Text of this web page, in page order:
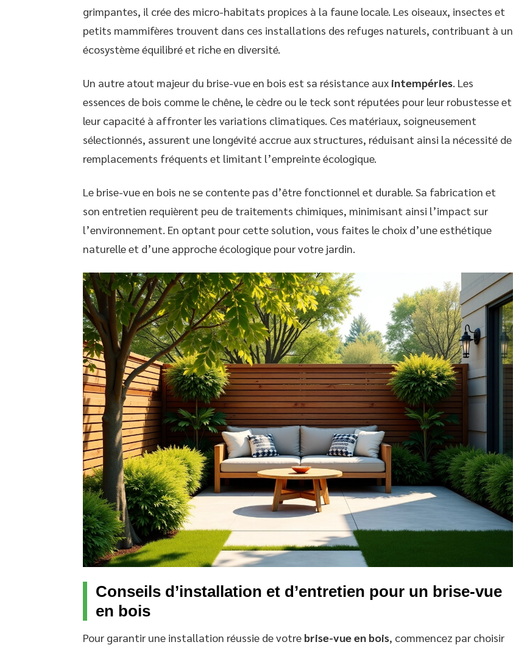
grimpantes, il crée des micro-habitats propices à la faune locale. Les oiseaux, insectes et
petits mammifères trouvent dans ces installations des refuges naturels, contribuant à un
écosystème équilibré et riche en diversité.
Un autre atout majeur du brise-vue en bois est sa résistance aux intempéries. Les
essences de bois comme le chêne, le cèdre ou le teck sont réputées pour leur robustesse et
leur capacité à affronter les variations climatiques. Ces matériaux, soigneusement
sélectionnés, assurent une longévité accrue aux structures, réduisant ainsi la nécessité de
remplacements fréquents et limitant l’empreinte écologique.
Le brise-vue en bois ne se contente pas d’être fonctionnel et durable. Sa fabrication et
son entretien requièrent peu de traitements chimiques, minimisant ainsi l’impact sur
l’environnement. En optant pour cette solution, vous faites le choix d’une esthétique
naturelle et d’une approche écologique pour votre jardin.
Conseils d’installation et d’entretien pour un brise-vue
en bois
Pour garantir une installation réussie de votre brise-vue en bois, commencez par choisir